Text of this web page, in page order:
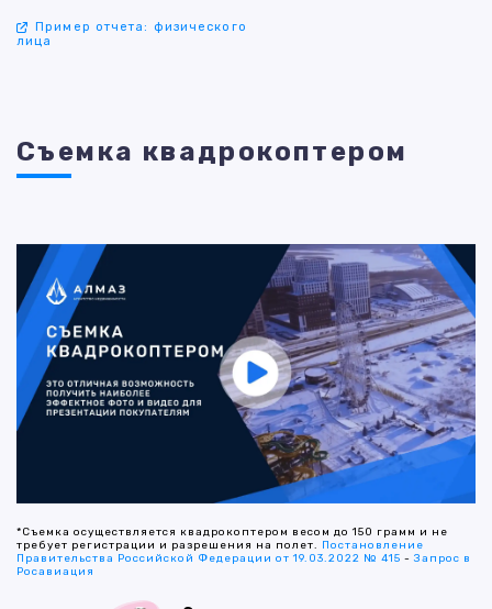
Пример отчета: физического
лица
Съемка квадрокоптером
*Съемка осуществляется квадрокоптером весом до 150 грамм и не
требует регистрации и разрешения на полет. Постановление
Правительства Российской Федерации от 19.03.2022 № 415 -Запрос в
Росавиация